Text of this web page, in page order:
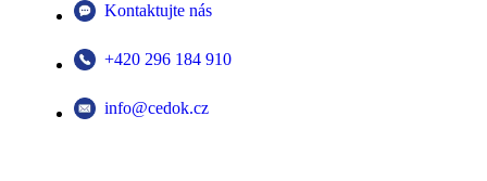
Kontaktujte nás
+420 296 184 910
info@cedok.cz